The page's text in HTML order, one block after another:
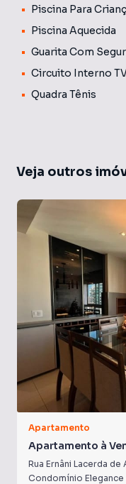
Piscina Para
Piscina Aquecida
Guarita Com
Circuito Interno
Quadra Tênis
Veja outros
Apartamento
Apartamento à
Rua Ernâni Lacerda de
Condomínio Elegance